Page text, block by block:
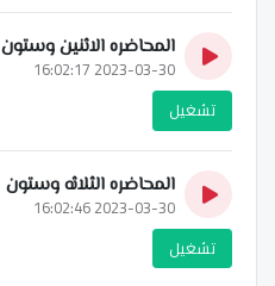
المحاضره الاثنين وستون
2023-03-30 16:02:17
تشغيل
المحاضره الثلاثه وستون
2023-03-30 16:02:46
تشغيل